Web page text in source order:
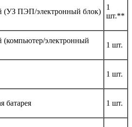
(УЗ ПЭП/электронный блок)
1
шт.**
(компьютер/электронный
1 шт.
1 шт.
батарея 1 шт.